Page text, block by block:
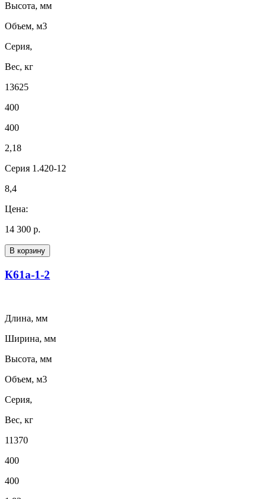
Высота, мм
Объем, м3
Серия,
Вес, кг
13625
400
400
2,18
Серия 1.420-12
8,4
Цена:
14 300 р.
В корзину
К61а-1-2
Длина, мм
Ширина, мм
Высота, мм
Объем, м3
Серия,
Вес, кг
11370
400
400